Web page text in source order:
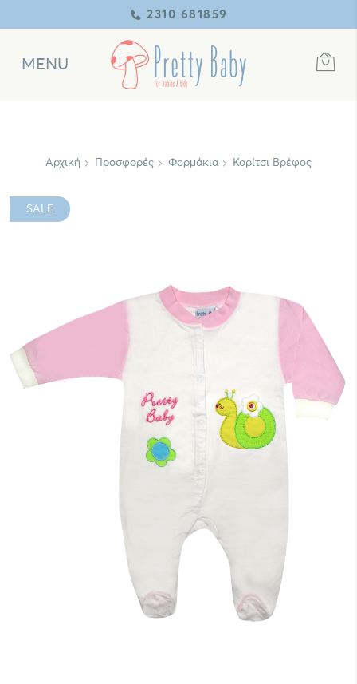
2310 681859
MENU
Αρχική Προσφορές Φορμάκια Κορίτσι Βρέφος
SALE